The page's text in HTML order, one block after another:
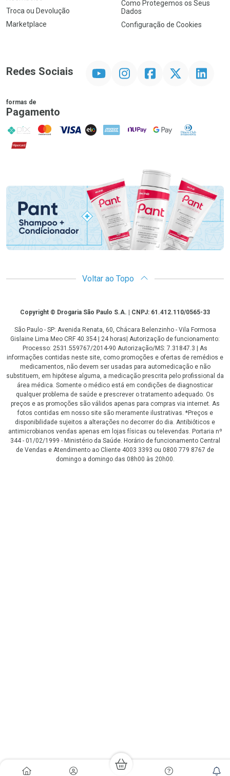
Troca ou Devolução
Marketplace
Como Protegemos os Seus
Dados
Configuração de Cookies
Redes Sociais InstagramFacebookTwitter Linkedin
formas de
Pagamento
PIX MasterCard
VISA ELO AMEX NuPay Google PayDiners Club
Hipercard
Promoção em Destaque
Voltar ao Topo
CopyrightCopyright © Drogaria São Paulo S.A. | CNPJ: 61.412.110/0565-33
São Paulo - SP: Avenida Renata, 60, Chácara Belenzinho - Vila Formosa
Gislaine Lima Meo CRF 40.354 | 24 horas| Autorização de funcionamento:
Processo: 2531.559767/2014-90 Autorização/MS: 7.31847.3 | As
informações contidas neste site, como promoções e ofertas de remédios e
medicamentos, não devem ser usadas para automedicação e não
substituem, em hipótese alguma, a medicação prescrita pelo profissional da
área médica. Somente o médico está em condições de diagnosticar
qualquer problema de saúde e prescrever o tratamento adequado. Os
preços e as promoções são válidos apenas para compras via internet. As
fotos contidas em nosso site são meramente ilustrativas. *Preços e
disponibilidade sujeitos a alterações no decorrer do dia. Antibióticos e
antimicrobianos vendas apenas em lojas físicas ou televendas. Portaria nº
344 - 01/02/1999 - Ministério da Saúde. Horário de funcionamento Central
de Vendas e Atendimento ao Cliente 4003 3393 ou 0800 779 8767 de
domingo a domingo das 08h00 às 20h00.